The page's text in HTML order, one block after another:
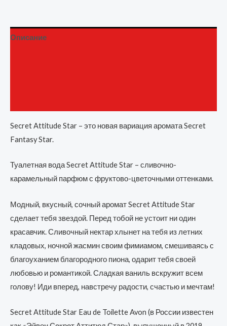
Описание
Secret Attitude Star – это новая вариация аромата Secret
Fantasy Star.
Туалетная вода Secret Attitude Star – сливочно-
карамельный парфюм с фруктово-цветочными оттенками.
Модный, вкусный, сочный аромат Secret Attitude Star
сделает тебя звездой. Перед тобой не устоит ни один
красавчик. Сливочный нектар хлынет на тебя из летних
кладовых, ночной жасмин своим фимиамом, смешиваясь с
благоуханием благородного пиона, одарит тебя своей
любовью и романтикой. Сладкая ваниль вскружит всем
голову! Иди вперед, навстречу радости, счастью и мечтам!
Secret Attitude Star Eau de Toilette Avon (в России известен